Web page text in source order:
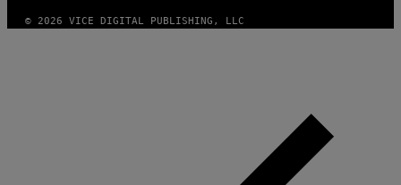
© 2026 VICE DIGITAL PUBLISHING, LLC